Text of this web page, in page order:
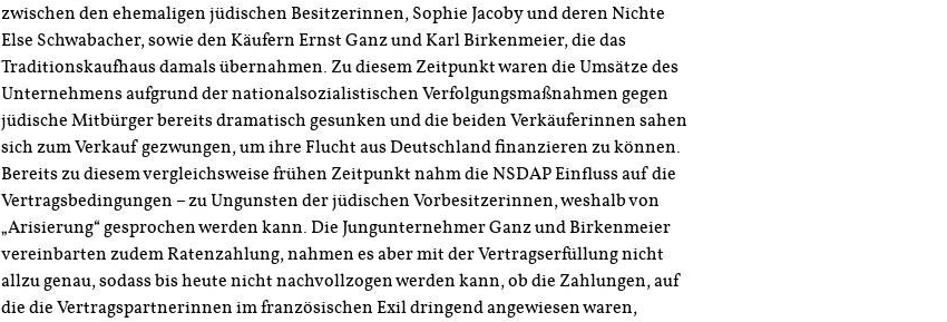
zwischen den ehemaligen jüdischen Besitzerinnen, Sophie Jacoby und deren Nichte
Else Schwabacher, sowie den Käufern Ernst Ganz und Karl Birkenmeier, die das
Traditionskaufhaus damals übernahmen. Zu diesem Zeitpunkt waren die Umsätze des
Unternehmens aufgrund der nationalsozialistischen Verfolgungsmaßnahmen gegen
jüdische Mitbürger bereits dramatisch gesunken und die beiden Verkäuferinnen sahen
sich zum Verkauf gezwungen, um ihre Flucht aus Deutschland finanzieren zu können.
Bereits zu diesem vergleichsweise frühen Zeitpunkt nahm die NSDAP Einfluss auf die
Vertragsbedingungen – zu Ungunsten der jüdischen Vorbesitzerinnen, weshalb von
„Arisierung“ gesprochen werden kann. Die Jungunternehmer Ganz und Birkenmeier
vereinbarten zudem Ratenzahlung, nahmen es aber mit der Vertragserfüllung nicht
allzu genau, sodass bis heute nicht nachvollzogen werden kann, ob die Zahlungen, auf
die die Vertragspartnerinnen im französischen Exil dringend angewiesen waren,